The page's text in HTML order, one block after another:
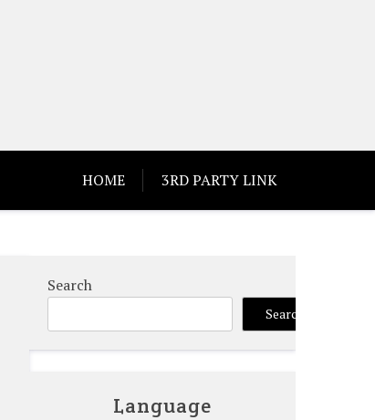
HOME 3RD PARTY LINK
Search
Search
Language